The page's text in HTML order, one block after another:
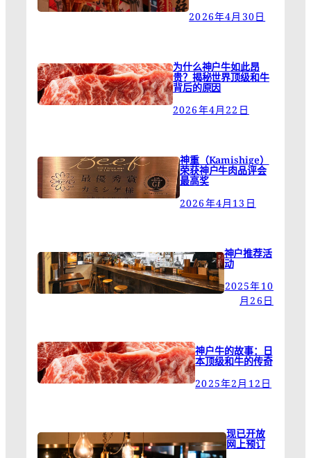
2026年4月30日
为什么神户牛如此昂
贵？揭秘世界顶级和牛
背后的原因
2026年4月22日
神重（Kamishige）
荣获神户牛肉品评会
最高奖
2026年4月13日
神户推荐活
动
2025年10
月26日
神户牛的故事：日
本顶级和牛的传奇
2025年2月12日
现已开放
网上预订